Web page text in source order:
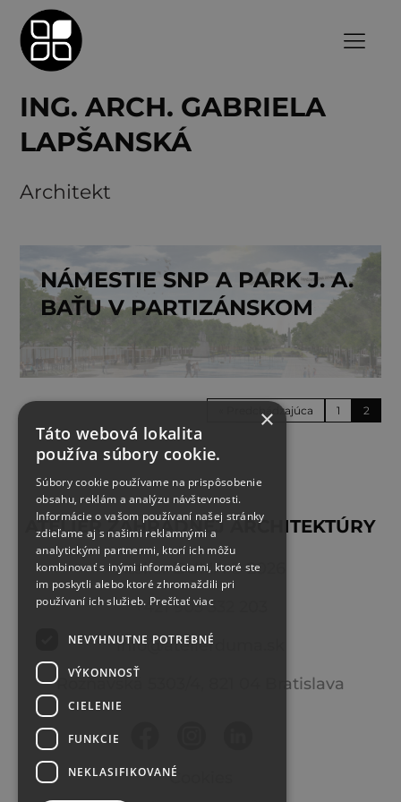
ING. ARCH. GABRIELA
LAPŠANSKÁ
Architekt
NÁMESTIE SNP A PARK J. A.
BAŤU V PARTIZÁNSKOM
« Predchádzajúca 1 2
ATELIÉR ZÁHRADNEJ ARCHITEKTÚRY
Atelier DUMA ©2026
+421 905 332 203
info@atelierduma.sk
Rožňavská 5303/4, 821 04 Bratislava
Cookies
×
Táto webová lokalita
používa súbory cookie.
Súbory cookie používame na prispôsobenie
obsahu, reklám a analýzu návštevnosti.
Informácie o vašom používaní našej stránky
zdieľame aj s našimi reklamnými a
analytickými partnermi, ktorí ich môžu
kombinovať s inými informáciami, ktoré ste
im poskytli alebo ktoré zhromaždili pri
používaní ich služieb. Prečítať viac
NEVYHNUTNE POTREBNÉ
VÝKONNOSŤ
CIELENIE
FUNKCIE
NEKLASIFIKOVANÉ